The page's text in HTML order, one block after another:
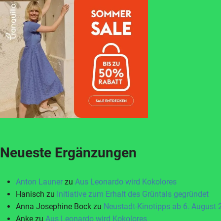
Neueste Ergänzungen
Anton Launer zu Aus Leonardo wird Kokolores
Hanisch zu Initiative zum Erhalt des Grüntals gegründet
Anna Josephine Bock zu Neustadt-Kinotipps ab 6. August
Anke zu Aus Leonardo wird Kokolores